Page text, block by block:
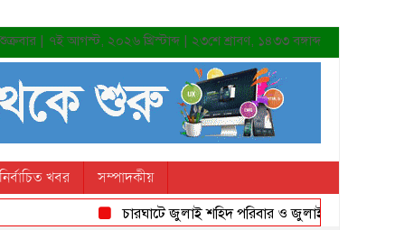
| ৭ই আগস্ট, ২০২৬ খ্রিস্টাব্দ | ২৩শে শ্রাবণ, ১৪৩৩ বঙ্গাব্দ
নির্বাচিত খবর সম্পাদকীয়
চারঘাটে জুলাই শহিদ পরিবার ও জুলাই যোদ্ধাদের সংবর্ধনা